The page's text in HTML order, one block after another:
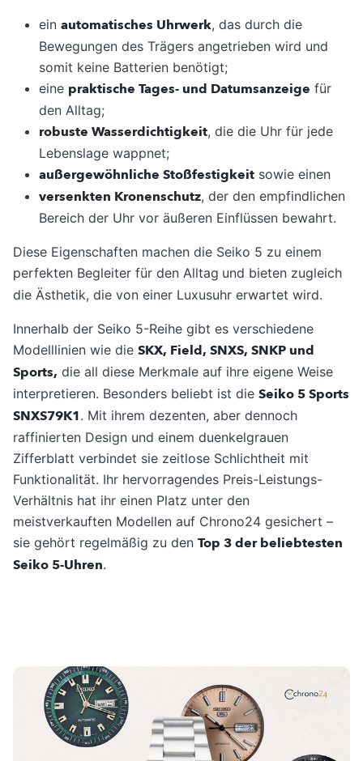
ein automatisches Uhrwerk, das durch die
Bewegungen des Trägers angetrieben wird und
somit keine Batterien benötigt;
eine praktische Tages- und Datumsanzeige für
den Alltag;
robuste Wasserdichtigkeit, die die Uhr für jede
Lebenslage wappnet;
außergewöhnliche Stoßfestigkeit sowie einen
versenkten Kronenschutz, der den empfindlichen
Bereich der Uhr vor äußeren Einflüssen bewahrt.
Diese Eigenschaften machen die Seiko 5 zu einem
perfekten Begleiter für den Alltag und bieten zugleich
die Ästhetik, die von einer Luxusuhr erwartet wird.
Innerhalb der Seiko 5-Reihe gibt es verschiedene
Modelllinien wie die SKX, Field, SNXS, SNKP und
Sports, die all diese Merkmale auf ihre eigene Weise
interpretieren. Besonders beliebt ist die Seiko 5 Sports
SNXS79K1. Mit ihrem dezenten, aber dennoch
raffinierten Design und einem duenkelgrauen
Zifferblatt verbindet sie zeitlose Schlichtheit mit
Funktionalität. Ihr hervorragendes Preis-Leistungs-
Verhältnis hat ihr einen Platz unter den
meistverkauften Modellen auf Chrono24 gesichert –
sie gehört regelmäßig zu den Top 3 der beliebtesten
Seiko 5-Uhren.